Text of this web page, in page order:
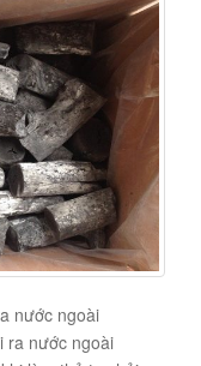
nước ngoài
ra nước ngoài